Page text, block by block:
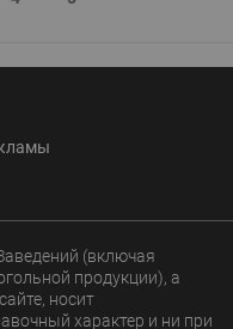
(включая
продукции), а
носит
характер и ни при